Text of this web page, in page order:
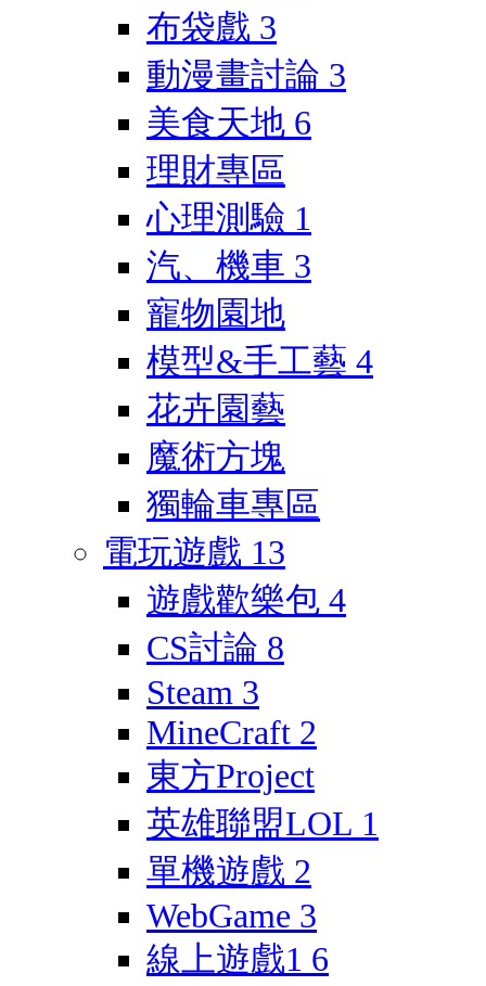
布袋戲 3
動漫畫討論 3
美食天地 6
理財專區
心理測驗 1
汽、機車 3
寵物園地
模型&手工藝 4
花卉園藝
魔術方塊
獨輪車專區
電玩遊戲 13
遊戲歡樂包 4
CS討論 8
Steam 3
MineCraft 2
東方Project
英雄聯盟LOL 1
單機遊戲 2
WebGame 3
線上遊戲1 6